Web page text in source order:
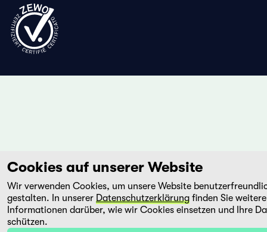
Cookies auf unserer Website
Wir verwenden Cookies, um unsere Website
gestalten. In unserer Datenschutzerklärung finden Sie weitere
Informationen darüber, wie wir Cookies einsetzen und Ihre
schützen.